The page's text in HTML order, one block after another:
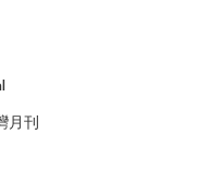
月刊